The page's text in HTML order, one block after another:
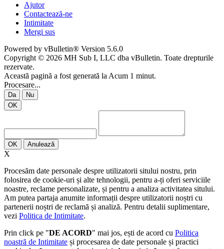
Ajutor
Contactează-ne
Intimitate
Mergi sus
Powered by vBulletin® Version 5.6.0
Copyright © 2026 MH Sub I, LLC dba vBulletin. Toate drepturile
rezervate.
Această pagină a fost generată la Acum 1 minut.
Procesare...
Da
Nu
OK
OK Anulează
X
Procesăm date personale despre utilizatorii sitului nostru, prin
folosirea de cookie-uri și alte tehnologii, pentru a-ți oferi serviciile
noastre, reclame personalizate, și pentru a analiza activitatea sitului.
Am putea partaja anumite informații despre utilizatorii noștri cu
partenerii noștri de reclamă și analiză. Pentru detalii suplimentare,
vezi Politica de Intimitate.
Prin click pe "DE ACORD" mai jos, ești de acord cu Politica
noastră de Intimitate și procesarea de date personale și practici